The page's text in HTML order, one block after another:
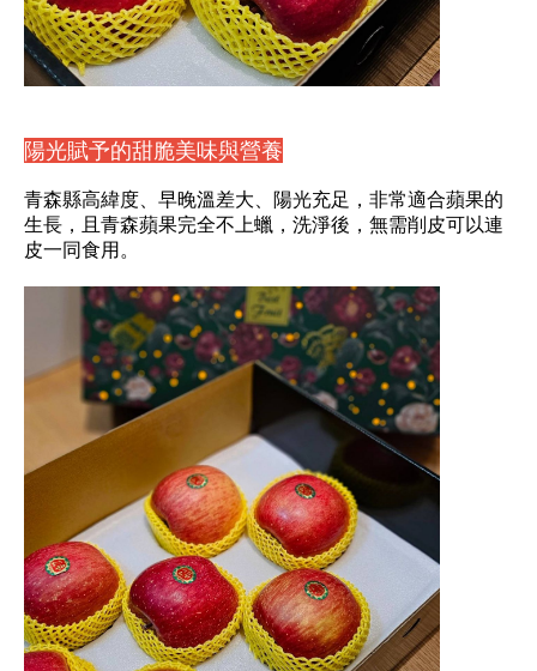
陽光賦予的甜脆美味與營養
青森縣高緯度、早晚溫差大、陽光充足，非常適合蘋果的
生長，且青森蘋果完全不上蠟，洗淨後，無需削皮可以連
皮一同食用。